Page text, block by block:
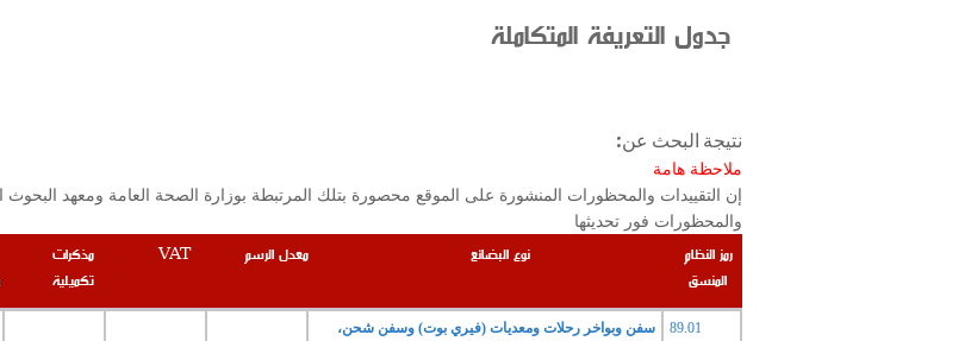
جدول التعريفة المتكاملة
نتيجة البحث عن:
ملاحظة هامة
والمحظورات فور تحديثها
رمز النظام
المنسق
نوع البضائع معدل الرسم VAT
مذكرات
تكميلية
89.01
سفن وبواخر رحلات ومعديات (فيري بوت) وسفن شحن،